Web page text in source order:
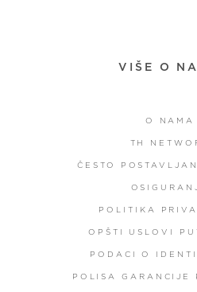
VIŠE O
O NAMA
TH
ČESTO
POLITIKA
OPŠTI USLOVI
PODACI O
POLISA GARANCIJE